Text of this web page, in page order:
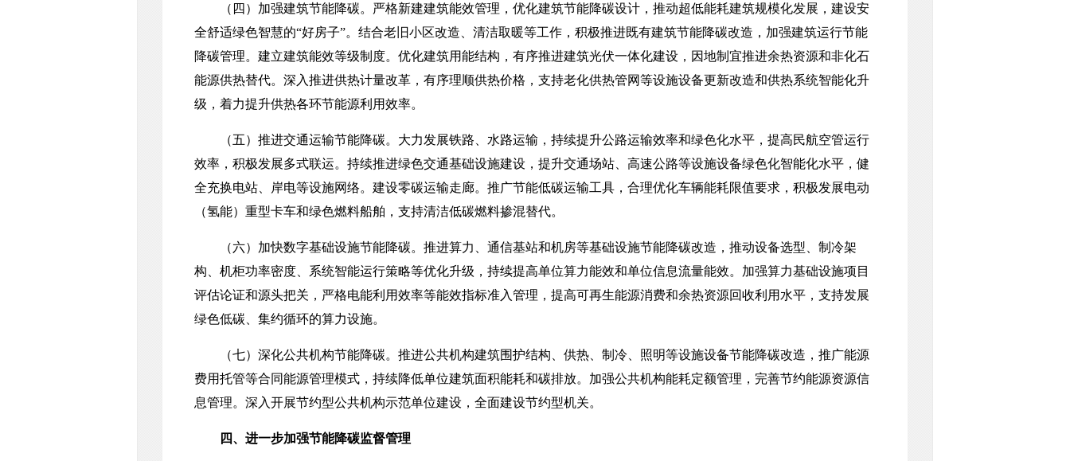
（四）加强建筑节能降碳。严格新建建筑能效管理，优化建筑节能降碳设计，推动超低能耗建筑规模化发展，建设安
全舒适绿色智慧的“好房子”。结合老旧小区改造、清洁取暖等工作，积极推进既有建筑节能降碳改造，加强建筑运行节能
降碳管理。建立建筑能效等级制度。优化建筑用能结构，有序推进建筑光伏一体化建设，因地制宜推进余热资源和非化石
能源供热替代。深入推进供热计量改革，有序理顺供热价格，支持老化供热管网等设施设备更新改造和供热系统智能化升
级，着力提升供热各环节能源利用效率。
（五）推进交通运输节能降碳。大力发展铁路、水路运输，持续提升公路运输效率和绿色化水平，提高民航空管运行
效率，积极发展多式联运。持续推进绿色交通基础设施建设，提升交通场站、高速公路等设施设备绿色化智能化水平，健
全充换电站、岸电等设施网络。建设零碳运输走廊。推广节能低碳运输工具，合理优化车辆能耗限值要求，积极发展电动
（氢能）重型卡车和绿色燃料船舶，支持清洁低碳燃料掺混替代。
（六）加快数字基础设施节能降碳。推进算力、通信基站和机房等基础设施节能降碳改造，推动设备选型、制冷架
构、机柜功率密度、系统智能运行策略等优化升级，持续提高单位算力能效和单位信息流量能效。加强算力基础设施项目
评估论证和源头把关，严格电能利用效率等能效指标准入管理，提高可再生能源消费和余热资源回收利用水平，支持发展
绿色低碳、集约循环的算力设施。
（七）深化公共机构节能降碳。推进公共机构建筑围护结构、供热、制冷、照明等设施设备节能降碳改造，推广能源
费用托管等合同能源管理模式，持续降低单位建筑面积能耗和碳排放。加强公共机构能耗定额管理，完善节约能源资源信
息管理。深入开展节约型公共机构示范单位建设，全面建设节约型机关。
四、进一步加强节能降碳监督管理